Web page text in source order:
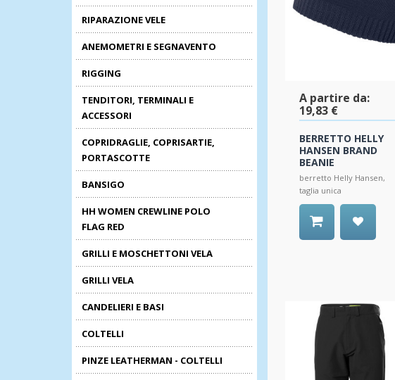
A partire da:
19,83 €
BERRETTO HELLY
HANSEN BRAND
BEANIE
berretto Helly Hansen,
taglia unica
RIPARAZIONE VELE
ANEMOMETRI E SEGNAVENTO
RIGGING
TENDITORI, TERMINALI E
ACCESSORI
COPRIDRAGLIE, COPRISARTIE,
PORTASCOTTE
BANSIGO
HH WOMEN CREWLINE POLO
FLAG RED
GRILLI E MOSCHETTONI VELA
GRILLI VELA
CANDELIERI E BASI
COLTELLI
PINZE LEATHERMAN - COLTELLI